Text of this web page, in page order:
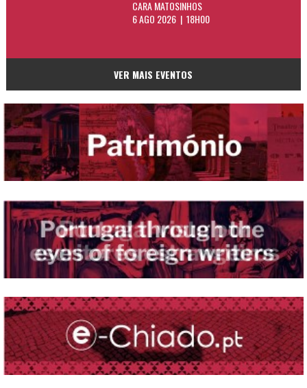
CARA MATOSINHOS
6 AGO 2026 | 18H00
VER MAIS EVENTOS